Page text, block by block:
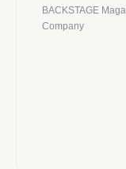
neuroscienze
BACKSTAGE
Company